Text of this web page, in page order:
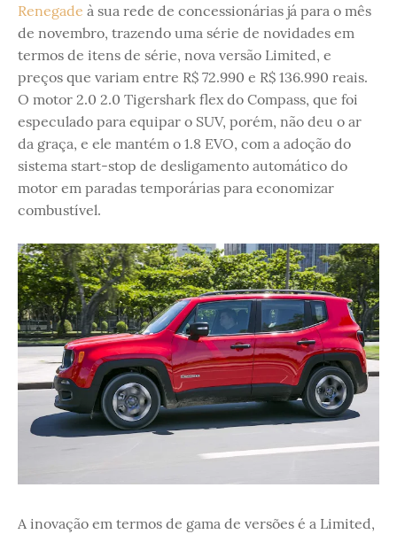
Renegade à sua rede de concessionárias já para o mês
de novembro, trazendo uma série de novidades em
termos de itens de série, nova versão Limited, e
preços que variam entre R$ 72.990 e R$ 136.990 reais.
O motor 2.0 2.0 Tigershark flex do Compass, que foi
especulado para equipar o SUV, porém, não deu o ar
da graça, e ele mantém o 1.8 EVO, com a adoção do
sistema start-stop de desligamento automático do
motor em paradas temporárias para economizar
combustível.
A inovação em termos de gama de versões é a Limited,